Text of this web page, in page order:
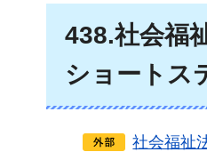
438.社会福
ショートス
社会福祉